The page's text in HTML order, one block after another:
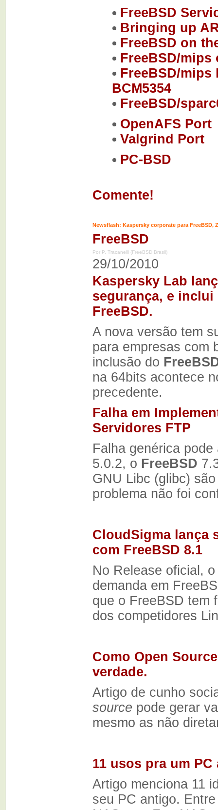
FreeBSD
Bringing up
FreeBSD on
FreeBSD/mips
FreeBSD/mips
BCM5354
FreeBSD/
OpenAFS Port
Valgrind Port
PC-BSD
Comente!
Newsflash: Kaspersky corporate para FreeBSD,
FreeBSD
Por P. Tracanelli (FreeBSD Brasil)
29/10/2010
Kaspersky Lab
segurança, e
FreeBSD.
A nova versão tem
para empresas com
inclusão do
na 64bits acontece
precedente.
Falha em
Servidores FTP
Falha genérica
5.0.2, o FreeBSD
GNU Libc (glibc)
problema não foi
CloudSigma lança
com FreeBSD 8.1
No Release oficial,
demanda em
que o FreeBSD tem
dos competidores
Como Open
verdade.
Artigo de cunho
source pode gerar
mesmo as não
11 usos pra um PC
Artigo menciona 11
seu PC antigo.